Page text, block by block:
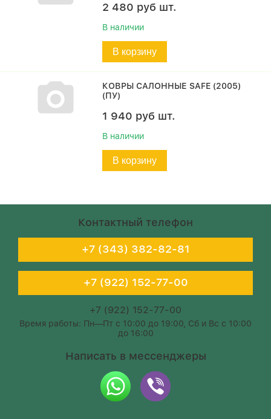
2 480 руб шт.
В наличии
В корзину
КОВРЫ САЛОННЫЕ SAFE (2005)
(ПУ)
1 940 руб шт.
В наличии
В корзину
Контактный телефон
+7 (343) 382-82-81
+7 (922) 152-77-00
+7 (922) 152-77-00
Время работы: Пн—Пт с 10:00 до 19:00, Сб и Вс с 10:00
до 16:00
Написать в мессенджеры